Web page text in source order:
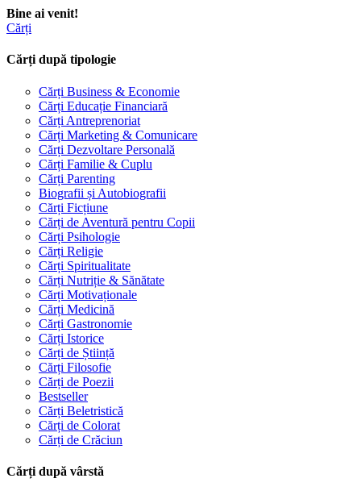
Bine ai venit!
Cărți
Cărți după tipologie
Cărți Business & Economie
Cărți Educație Financiară
Cărți Antreprenoriat
Cărți Marketing & Comunicare
Cărți Dezvoltare Personală
Cărți Familie & Cuplu
Cărți Parenting
Biografii și Autobiografii
Cărți Ficțiune
Cărți de Aventură pentru Copii
Cărți Psihologie
Cărți Religie
Cărți Spiritualitate
Cărți Nutriție & Sănătate
Cărți Motivaționale
Cărți Medicină
Cărți Gastronomie
Cărți Istorice
Cărți de Știință
Cărți Filosofie
Cărți de Poezii
Bestseller
Cărți Beletristică
Cărți de Colorat
Cărți de Crăciun
Cărți după vârstă